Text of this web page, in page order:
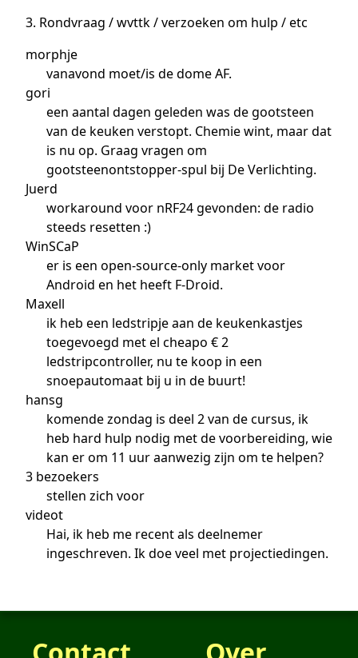
3. Rondvraag / wvttk / verzoeken om hulp / etc
morphje
vanavond moet/is de dome AF.
gori
een aantal dagen geleden was de gootsteen
van de keuken verstopt. Chemie wint, maar dat
is nu op. Graag vragen om
gootsteenontstopper-spul bij De Verlichting.
Juerd
workaround voor nRF24 gevonden: de radio
steeds resetten :)
WinSCaP
er is een open-source-only market voor
Android en het heeft F-Droid.
Maxell
ik heb een ledstripje aan de keukenkastjes
toegevoegd met el cheapo € 2
ledstripcontroller, nu te koop in een
snoepautomaat bij u in de buurt!
hansg
komende zondag is deel 2 van de cursus, ik
heb hard hulp nodig met de voorbereiding, wie
kan er om 11 uur aanwezig zijn om te helpen?
3 bezoekers
stellen zich voor
videot
Hai, ik heb me recent als deelnemer
ingeschreven. Ik doe veel met projectiedingen.